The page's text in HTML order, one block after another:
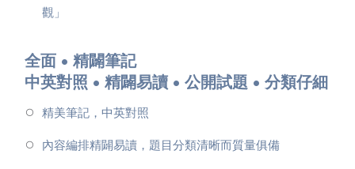
觀」
全面 • 精闢筆記
中英對照 • 精闢易讀 • 公開試題 • 分類仔細
精美筆記，中英對照
內容編排精闢易讀，題目分類清晰而質量俱備